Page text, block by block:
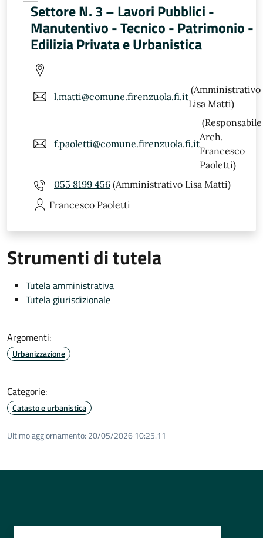
Settore N. 3 – Lavori Pubblici -
Manutentivo - Tecnico - Patrimonio -
Edilizia Privata e Urbanistica
l.matti@comune.firenzuola.fi.it
(Amministrativo
Lisa Matti)
f.paoletti@comune.firenzuola.fi.it
(Responsabile
Arch.
Francesco
Paoletti)
055 8199 456 (Amministrativo Lisa Matti)
Francesco Paoletti
Strumenti di tutela
Tutela amministrativa
Tutela giurisdizionale
Argomenti:
Urbanizzazione
Categorie:
Catasto e urbanistica
Ultimo aggiornamento: 20/05/2026 10:25.11